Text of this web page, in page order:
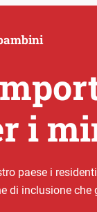
i
paese i
di inclusione che